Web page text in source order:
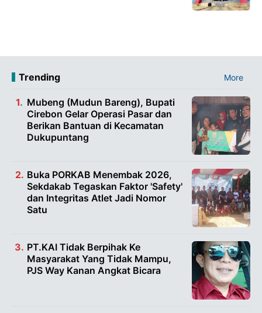
Trending More
Mubeng (Mudun Bareng), Bupati
Cirebon Gelar Operasi Pasar dan
Berikan Bantuan di Kecamatan
Dukupuntang
Buka PORKAB Menembak 2026,
Sekdakab Tegaskan Faktor 'Safety'
dan Integritas Atlet Jadi Nomor
Satu
PT.KAI Tidak Berpihak Ke
Masyarakat Yang Tidak Mampu,
PJS Way Kanan Angkat Bicara